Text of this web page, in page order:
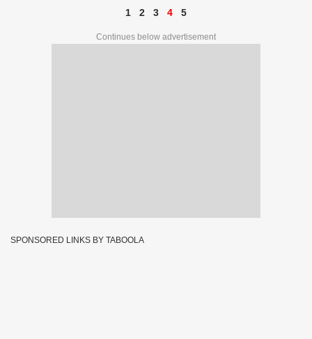
1 2 3 4 5
Continues below advertisement
SPONSORED LINKS BY TABOOLA